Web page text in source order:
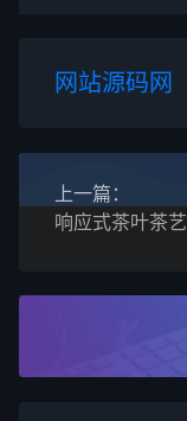
网站源码网
上一篇：